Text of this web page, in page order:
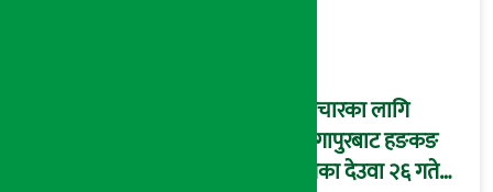
उपचारका लागि
सिंगापुरबाट हङकङ
पुगेका देउवा २६ गते